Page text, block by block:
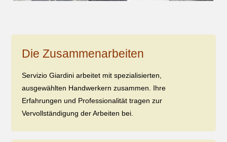
Die Zusammenarbeiten
Servizio Giardini arbeitet mit spezialisierten,
ausgewählten Handwerkern zusammen. Ihre
Erfahrungen und Professionalität tragen zur
Vervollständigung der Arbeiten bei.